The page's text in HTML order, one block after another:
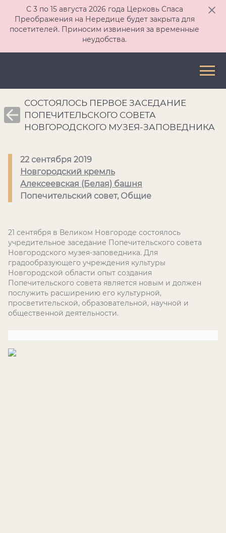
С 3 по 15 августа 2026 года Церковь Спаса
Преображения на Нередице будет закрыта для
посетителей. Приносим извинения за временные
неудобства.
СОСТОЯЛОСЬ ПЕРВОЕ ЗАСЕДАНИЕ
ПОПЕЧИТЕЛЬСКОГО СОВЕТА
НОВГОРОДСКОГО МУЗЕЯ-ЗАПОВЕДНИКА
22 сентября 2019
Новгородский кремль
Алексеевская (Белая) башня
Попечительский совет, Общие
21 сентября в Великом Новгороде состоялось
учредительное заседание Попечительского совета
Новгородского музея-заповедника. Для
градообразующего учреждения культуры
Новгородской области опыт создания
Попечительского совета является новым и должен
послужить расширению его культурной,
просветительской, образовательной, научной и
общественной деятельности.